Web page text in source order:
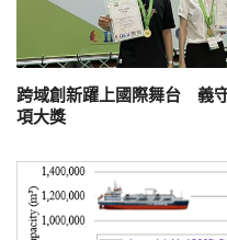
跨域創新躍上國際舞台 義
項大獎